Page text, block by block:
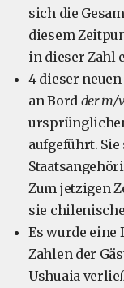
sich die
diesem
in dieser Zahl
4 dieser
an Bord der m/
aufgeführt.
Zum jetzigen
sie
Es wurde eine
Zahlen der
Ushuaia